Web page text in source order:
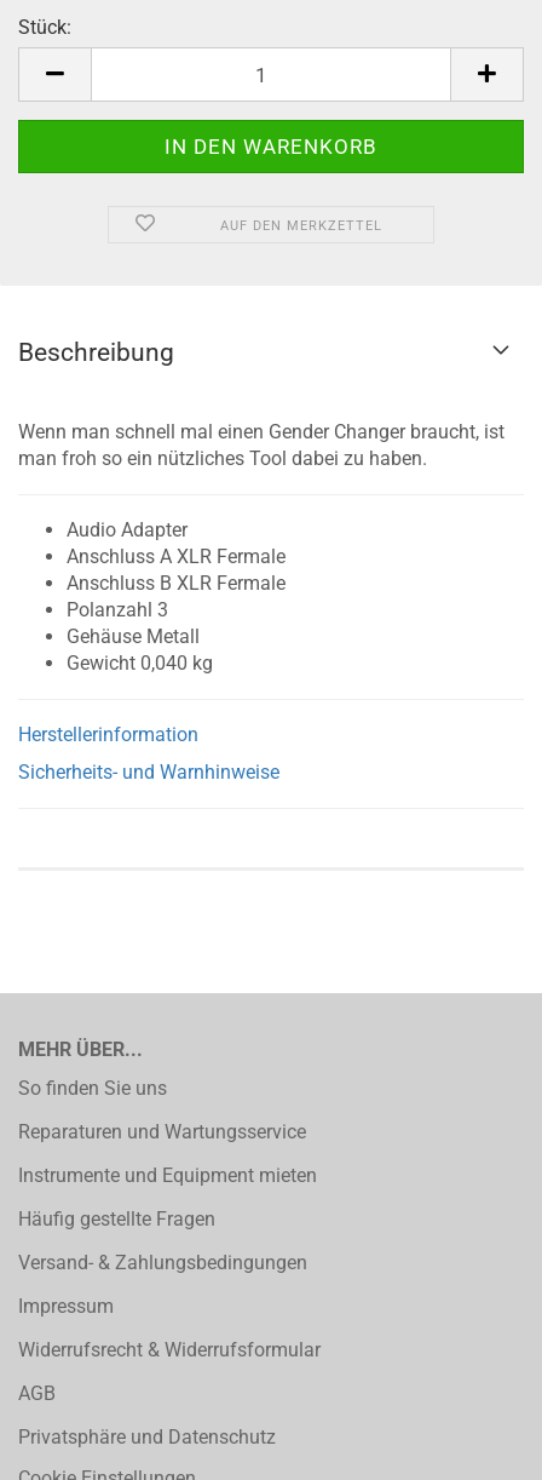
Stück:
AUF DEN MERKZETTEL
Beschreibung
Wenn man schnell mal einen Gender Changer braucht, ist
man froh so ein nützliches Tool dabei zu haben.
Audio Adapter
Anschluss A XLR Fermale
Anschluss B XLR Fermale
Polanzahl 3
Gehäuse Metall
Gewicht 0,040 kg
Herstellerinformation
Sicherheits- und Warnhinweise
MEHR ÜBER...
So finden Sie uns
Reparaturen und Wartungsservice
Instrumente und Equipment mieten
Häufig gestellte Fragen
Versand- & Zahlungsbedingungen
Impressum
Widerrufsrecht & Widerrufsformular
AGB
Privatsphäre und Datenschutz